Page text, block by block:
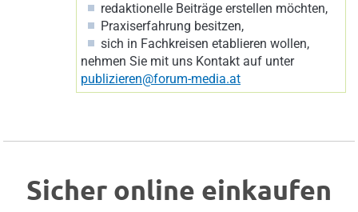
redaktionelle Beiträge erstellen möchten,
Praxiserfahrung besitzen,
sich in Fachkreisen etablieren wollen,
nehmen Sie mit uns Kontakt auf unter
publizieren@forum-media.at
Sicher online einkaufen